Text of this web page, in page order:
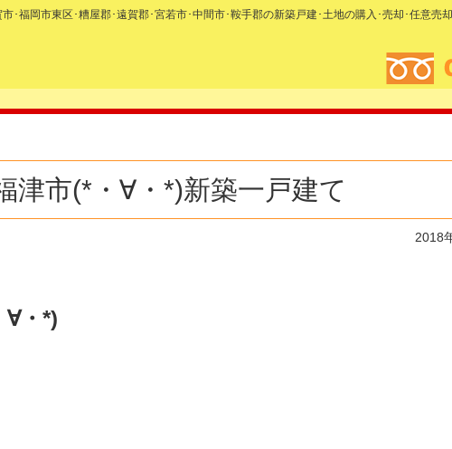
･福岡市東区･糟屋郡･遠賀郡･宮若市･中間市･鞍手郡の新築戸建･土地の購入･売却･任意売
津市(*・∀・*)新築一戸建て
2018
∀・*)